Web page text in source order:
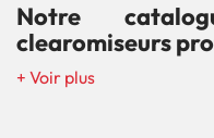
Notre
clearomiseurs